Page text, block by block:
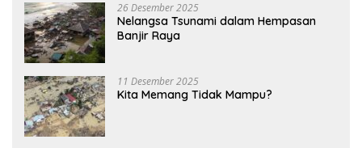
26 Desember 2025
Nelangsa Tsunami dalam Hempasan
Banjir Raya
11 Desember 2025
Kita Memang Tidak Mampu?